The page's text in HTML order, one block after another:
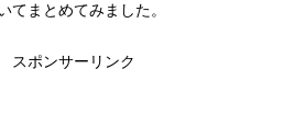
まとめてみました。
スポンサーリンク